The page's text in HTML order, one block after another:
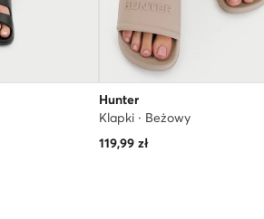
Hunter
Klapki · Beżowy
119,99zł